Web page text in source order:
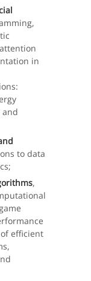
in
and
to data
,
efficient